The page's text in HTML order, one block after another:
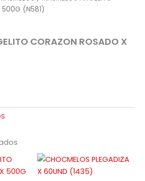
500G (N581)
CORAZON ROSADO X